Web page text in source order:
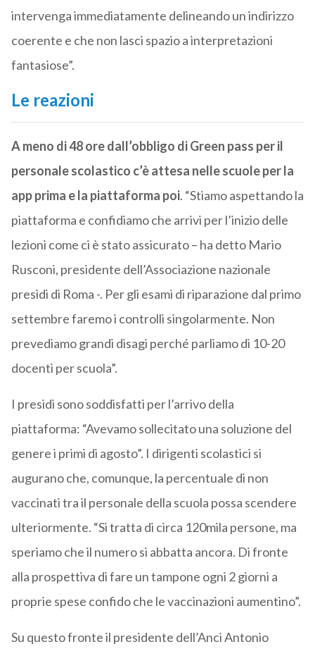
intervenga immediatamente delineando un indirizzo
coerente e che non lasci spazio a interpretazioni
fantasiose”.
Le reazioni
A meno di 48 ore dall’obbligo di Green pass per il
personale scolastico c’è attesa nelle scuole per la
app prima e la piattaforma poi. “Stiamo aspettando la
piattaforma e confidiamo che arrivi per l’inizio delle
lezioni come ci è stato assicurato – ha detto Mario
Rusconi, presidente dell’Associazione nazionale
presidi di Roma -. Per gli esami di riparazione dal primo
settembre faremo i controlli singolarmente. Non
prevediamo grandi disagi perché parliamo di 10-20
docenti per scuola”.
I presidi sono soddisfatti per l’arrivo della
piattaforma: “Avevamo sollecitato una soluzione del
genere i primi di agosto”. I dirigenti scolastici si
augurano che, comunque, la percentuale di non
vaccinati tra il personale della scuola possa scendere
ulteriormente. “Si tratta di circa 120mila persone, ma
speriamo che il numero si abbatta ancora. Di fronte
alla prospettiva di fare un tampone ogni 2 giorni a
proprie spese confido che le vaccinazioni aumentino”.
Su questo fronte il presidente dell’Anci Antonio